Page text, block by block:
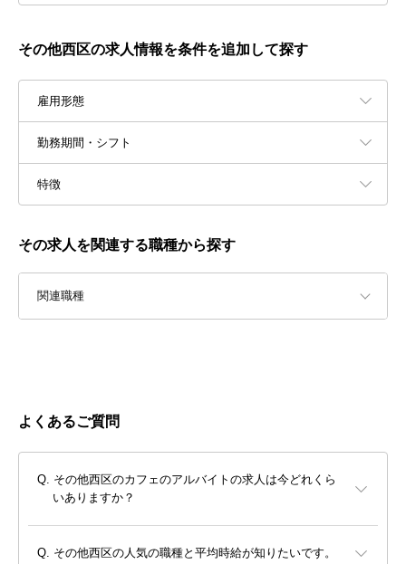
その他西区の求人情報を条件を追加して探す
雇用形態
勤務期間・シフト
特徴
その求人を関連する職種から探す
関連職種
よくあるご質問
その他西区のカフェのアルバイトの求人は今どれくら
いありますか？
その他西区の人気の職種と平均時給が知りたいです。